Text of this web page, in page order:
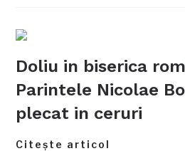
Doliu in biserica
Parintele Nicolae
plecat in ceruri
Citește articol